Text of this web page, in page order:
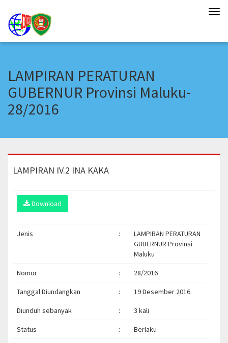
LAMPIRAN PERATURAN
GUBERNUR Provinsi Maluku-
28/2016
LAMPIRAN IV.2 INA KAKA
Download
Jenis :
LAMPIRAN PERATURAN
GUBERNUR Provinsi
Maluku
Nomor : 28/2016
Tanggal Diundangkan : 19 Desember 2016
Diunduh sebanyak : 3 kali
Status : Berlaku